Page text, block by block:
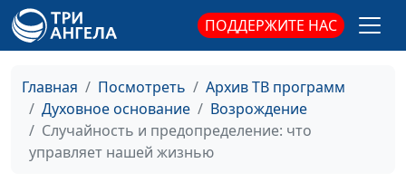
ПОДДЕРЖИТЕ НАС
Главная Посмотреть
Архив ТВ программ
Духовное основание
Возрождение
Случайность и предопределение: что
управляет нашей жизнью
трагедии. Где же Бог?
Всё с умом: жизнь,
Павел Жуков,
Самый сильный
воспитательный
метод Бога
Андрей Довгель,
священнослужитель